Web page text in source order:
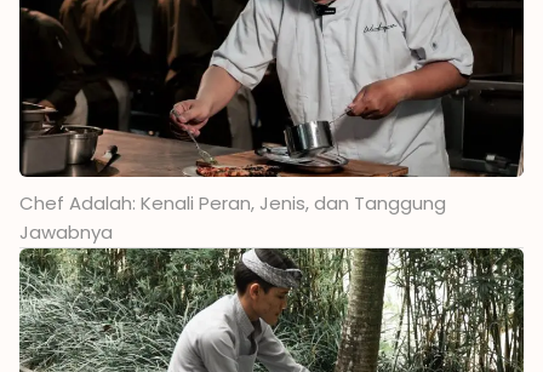
Chef Adalah: Kenali Peran, Jenis, dan Tanggung
Jawabnya